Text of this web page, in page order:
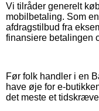
Vi tilråder generelt
mobilbetaling. Som
afdragstilbud fra
finansiere betalingen
Før folk handler i en
have øje for e-
det meste et